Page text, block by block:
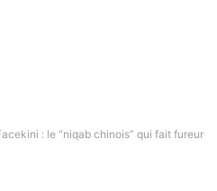
: le “niqab chinois” qui fait fureur